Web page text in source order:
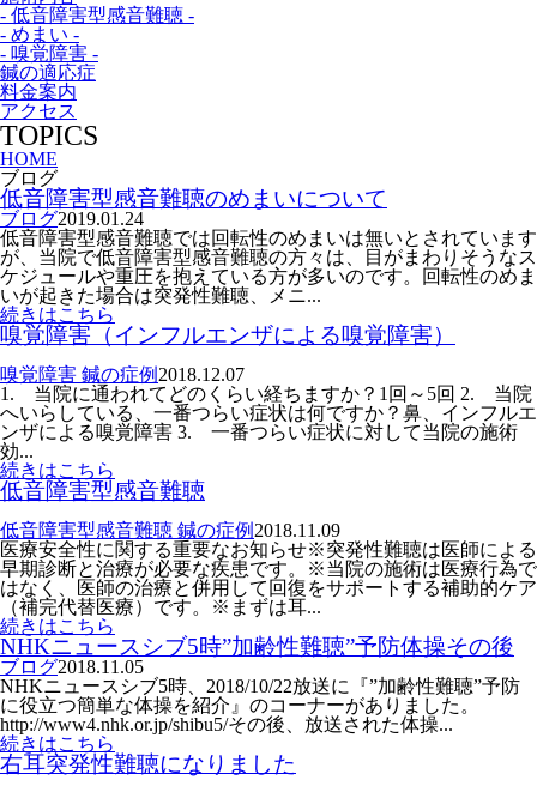
- 低音障害型感音難聴 -
- めまい -
- 嗅覚障害 -
鍼の適応症
料金案内
アクセス
TOPICS
HOME
ブログ
低音障害型感音難聴のめまいについて
ブログ2019.01.24
低音障害型感音難聴では回転性のめまいは無いとされています
が、当院で低音障害型感音難聴の方々は、目がまわりそうなス
ケジュールや重圧を抱えている方が多いのです。回転性のめま
いが起きた場合は突発性難聴、メニ...
続きはこちら
嗅覚障害（インフルエンザによる嗅覚障害）
嗅覚障害 鍼の症例 2018.12.07
1. 当院に通われてどのくらい経ちますか？1回～5回 2. 当院
へいらしている、一番つらい症状は何ですか？鼻、インフルエ
ンザによる嗅覚障害 3. 一番つらい症状に対して当院の施術
効...
続きはこちら
低音障害型感音難聴
低音障害型感音難聴 鍼の症例 2018.11.09
医療安全性に関する重要なお知らせ※突発性難聴は医師による
早期診断と治療が必要な疾患です。※当院の施術は医療行為で
はなく、医師の治療と併用して回復をサポートする補助的ケア
（補完代替医療）です。※まずは耳...
続きはこちら
NHKニュースシブ5時”加齢性難聴”予防体操その後
ブログ2018.11.05
NHKニュースシブ5時、2018/10/22放送に『”加齢性難聴”予防
に役立つ簡単な体操を紹介』のコーナーがありました。
http://www4.nhk.or.jp/shibu5/その後、放送された体操...
続きはこちら
右耳突発性難聴になりました